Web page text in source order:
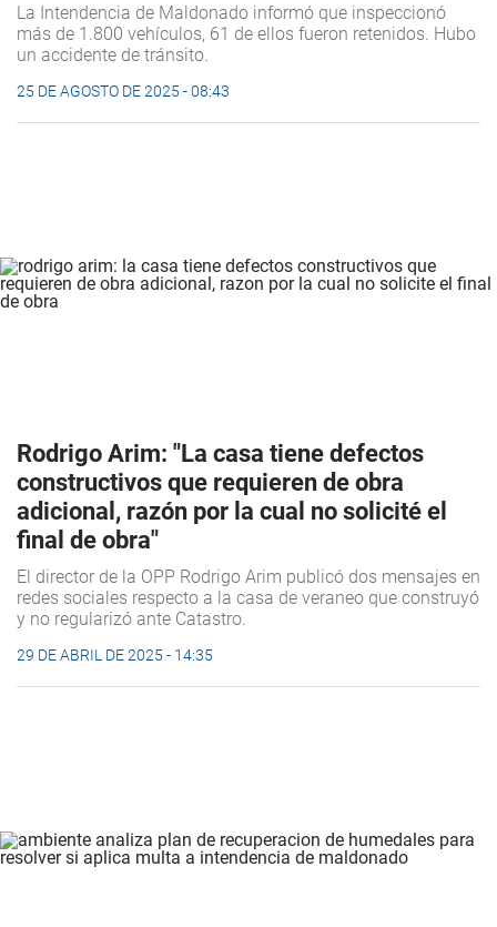
La Intendencia de Maldonado informó que inspeccionó
más de 1.800 vehículos, 61 de ellos fueron retenidos. Hubo
un accidente de tránsito.
25 DE AGOSTO DE 2025 - 08:43
Rodrigo Arim: "La casa tiene defectos
constructivos que requieren de obra
adicional, razón por la cual no solicité el
final de obra"
El director de la OPP Rodrigo Arim publicó dos mensajes en
redes sociales respecto a la casa de veraneo que construyó
y no regularizó ante Catastro.
29 DE ABRIL DE 2025 - 14:35